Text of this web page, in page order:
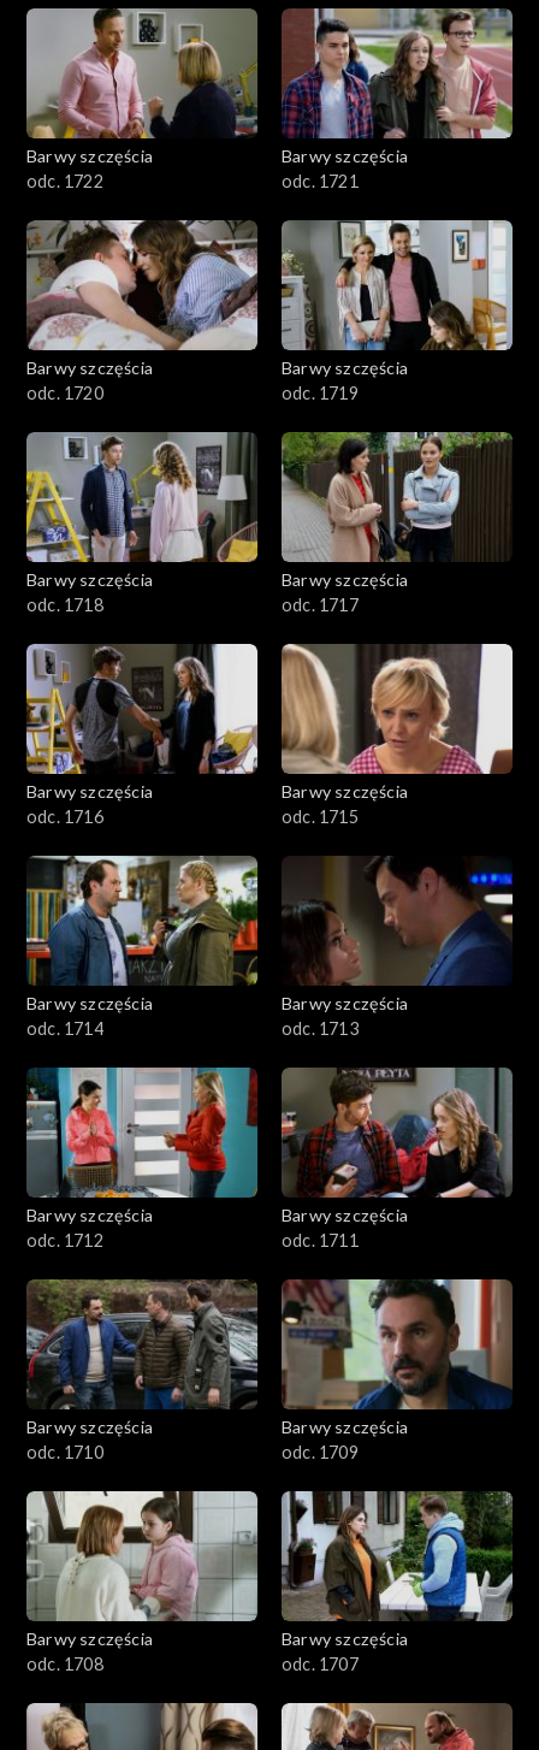
Barwy szczęścia
odc. 1722
Barwy szczęścia
odc. 1721
Barwy szczęścia
odc. 1720
Barwy szczęścia
odc. 1719
Barwy szczęścia
odc. 1718
Barwy szczęścia
odc. 1717
Barwy szczęścia
odc. 1716
Barwy szczęścia
odc. 1715
Barwy szczęścia
odc. 1714
Barwy szczęścia
odc. 1713
Barwy szczęścia
odc. 1712
Barwy szczęścia
odc. 1711
Barwy szczęścia
odc. 1710
Barwy szczęścia
odc. 1709
Barwy szczęścia
odc. 1708
Barwy szczęścia
odc. 1707